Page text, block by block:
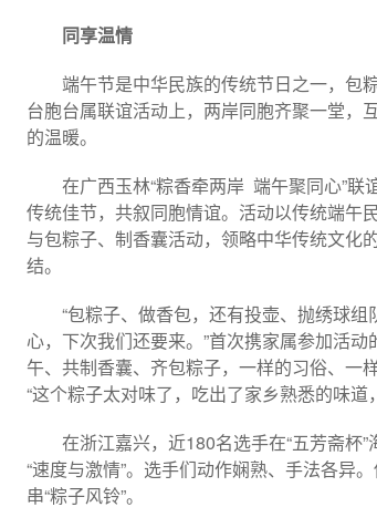
同享温情
端午节是中华民族的传统节日之一，包
台胞台属联谊活动上，两岸同胞齐聚一堂，
的温暖。
在广西玉林“粽香牵两岸 端午聚同心”
传统佳节，共叙同胞情谊。活动以传统端午
与包粽子、制香囊活动，领略中华传统文化
结。
“包粽子、做香包，还有投壶、抛绣球
心，下次我们还要来。”首次携家属参加活
午、共制香囊、齐包粽子，一样的习俗、一
“这个粽子太对味了，吃出了家乡熟悉的味道
在浙江嘉兴，近180名选手在“五芳斋杯
“速度与激情”。选手们动作娴熟、手法各异
串“粽子风铃”。